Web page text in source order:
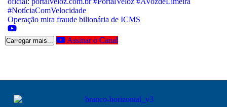
Operação mira fraude bilionária de ICMS
Carregar mais... Assinar o Canal